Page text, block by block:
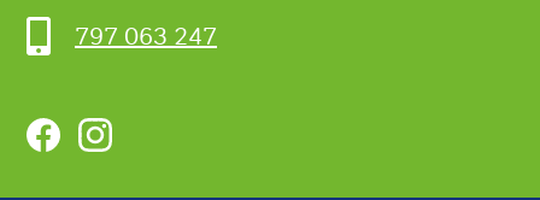
797 063 247
FacebookInstagram